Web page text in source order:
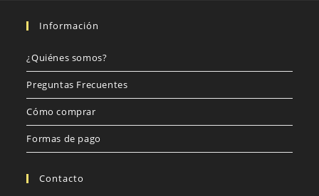
Información
¿Quiénes somos?
Preguntas Frecuentes
Cómo comprar
Formas de pago
Contacto